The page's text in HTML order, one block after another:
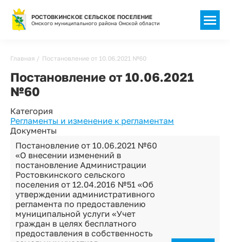
РОСТОВКИНСКОЕ СЕЛЬСКОЕ ПОСЕЛЕНИЕ
Омского муниципального района Омской области
Строка
навигации
Главная Постановление от 10.06.2021 №60
Постановление от 10.06.2021
№60
Категория
Регламенты и изменение к регламентам
Документы
Постановление от 10.06.2021 №60
«О внесении изменений в
постановление Администрации
Ростовкинского сельского
поселения от 12.04.2016 №51 «Об
утверждении административного
регламента по предоставлению
муниципальной услуги «Учет
граждан в целях бесплатного
предоставления в собственность